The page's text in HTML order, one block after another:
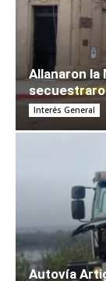
Allanaron la
Interés General
Autovía